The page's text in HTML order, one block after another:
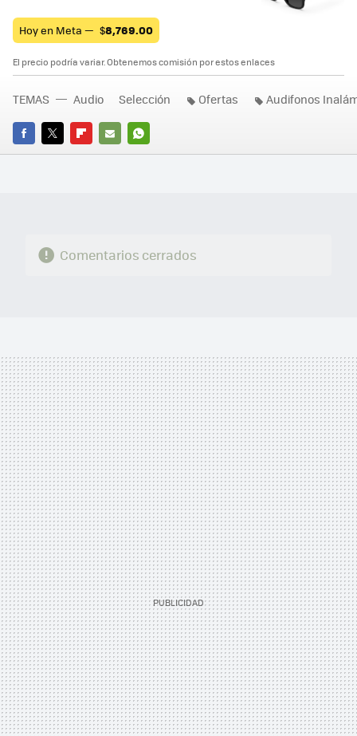
Hoy en Meta — $8,769.00
El precio podría variar. Obtenemos comisión por estos enlaces
FACEBOOK
TWITTERFLIPBOARD
E-
WHATSAPP
TEMAS Audio Selección Ofertas Audifonos
Comentarios cerrados